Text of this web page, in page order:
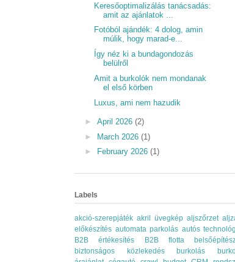
Keresőoptimalizálás tanácsadás:
amit az ajánlatok ...
Fotóból ajándék: 4 dolog, amin
múlik, hogy marad-e...
Így néz ki a bundagondozás
belülről
Amit a burkolók nem mondanak
el első körben
Luxus, ami nem hazudik
► April 2026 (2)
► March 2026 (1)
►
February 2026 (1)
Labels
akció-szerepjáték akril üvegkép aljszőrzet
előkészítés automata parkolás autós
B2B értékesítés
B2B flotta
biztonságos közlekedés
burkolás